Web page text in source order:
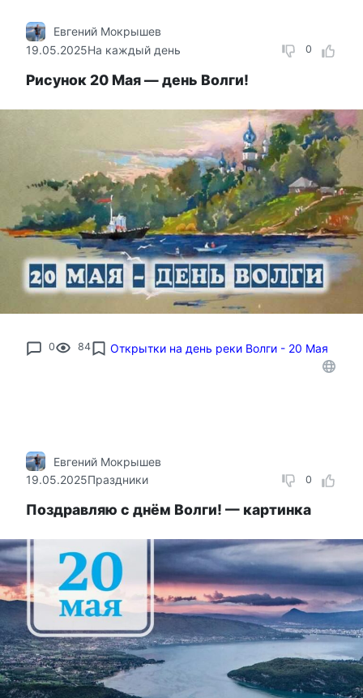
0
Евгений Мокрышев
19.05.2025На каждый день
Рисунок 20 Мая — день Волги!
0 84 Открытки на день реки Волги - 20 Мая
0
Евгений Мокрышев
19.05.2025Праздники
Поздравляю с днём Волги! — картинка